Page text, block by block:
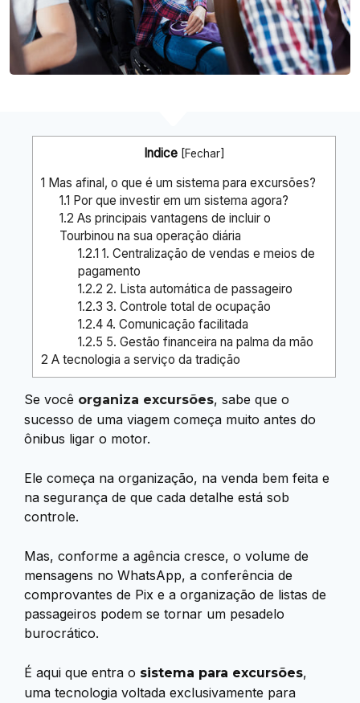
Indice [Fechar]
1 Mas afinal, o que é um sistema para excursões?
1.1 Por que investir em um sistema agora?
1.2 As principais vantagens de incluir o
Tourbinou na sua operação diária
1.2.1 1. Centralização de vendas e meios de
pagamento
1.2.2 2. Lista automática de passageiro
1.2.3 3. Controle total de ocupação
1.2.44. Comunicação facilitada
1.2.5 5. Gestão financeira na palma da mão
2 A tecnologia a serviço da tradição
Se você organiza excursões, sabe que o
sucesso de uma viagem começa muito antes do
ônibus ligar o motor.
Ele começa na organização, na venda bem feita e
na segurança de que cada detalhe está sob
controle.
Mas, conforme a agência cresce, o volume de
mensagens no WhatsApp, a conferência de
comprovantes de Pix e a organização de listas de
passageiros podem se tornar um pesadelo
burocrático.
É aqui que entra o sistema para excursões,
uma tecnologia voltada exclusivamente para